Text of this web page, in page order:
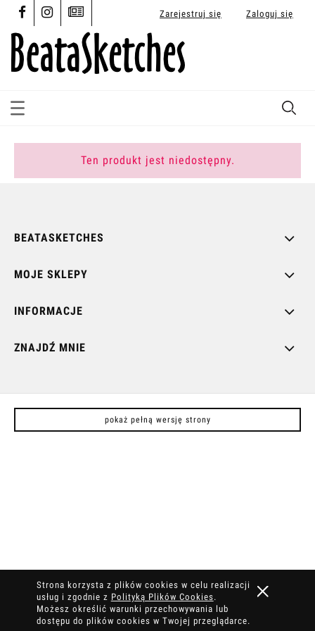
Strona korzysta z plików cookies w celu realizacji
usług i zgodnie z Polityką Plików Cookies.
Możesz określić warunki przechowywania lub
dostępu do plików cookies w Twojej przeglądarce.
Zarejestruj się Zaloguj się
Ten produkt jest niedostępny.
BEATASKETCHES
MOJE SKLEPY
INFORMACJE
ZNAJDŹ MNIE
pokaż pełną wersję strony